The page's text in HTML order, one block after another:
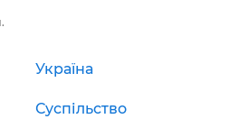
Україна
Суспільство